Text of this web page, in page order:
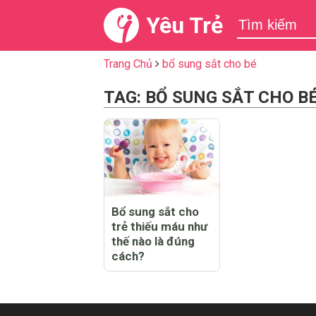
Yêu Trẻ
Trang Chủ bổ sung sắt cho bé
TAG: BỔ SUNG SẮT CHO
Bổ sung sắt cho
trẻ thiếu máu như
thế nào là đúng
cách?